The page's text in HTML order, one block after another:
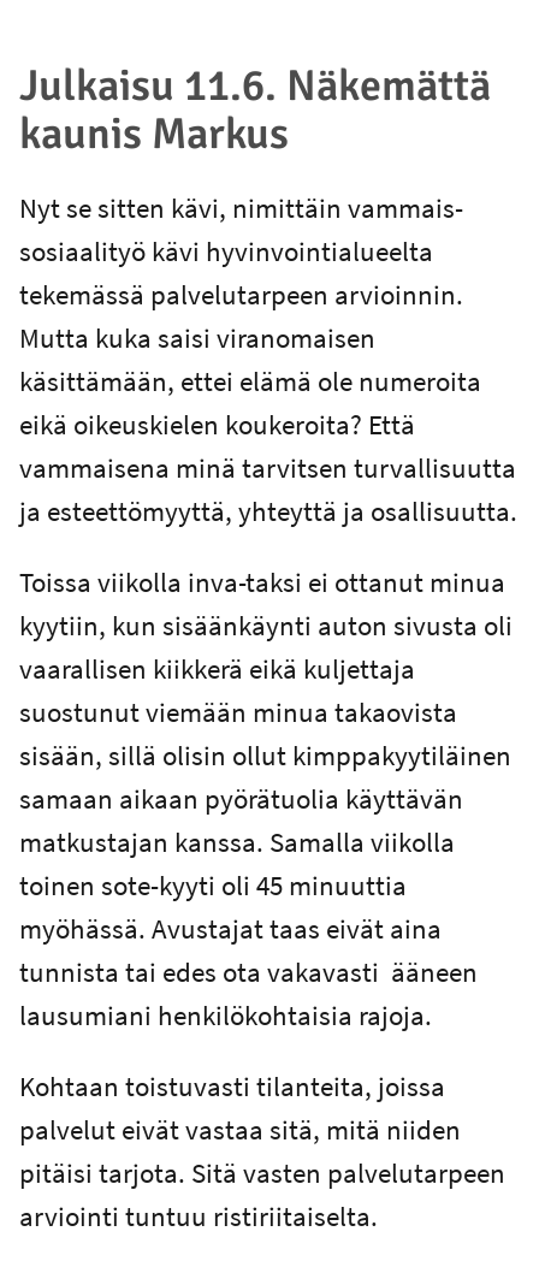
Julkaisu 11.6. Näkemättä
kaunis Markus
Nyt se sitten kävi, nimittäin vammais-
sosiaalityö kävi hyvinvointialueelta
tekemässä palvelutarpeen arvioinnin.
Mutta kuka saisi viranomaisen
käsittämään, ettei elämä ole numeroita
eikä oikeuskielen koukeroita? Että
vammaisena minä tarvitsen turvallisuutta
ja esteettömyyttä, yhteyttä ja osallisuutta.
Toissa viikolla inva-taksi ei ottanut minua
kyytiin, kun sisäänkäynti auton sivusta oli
vaarallisen kiikkerä eikä kuljettaja
suostunut viemään minua takaovista
sisään, sillä olisin ollut kimppakyytiläinen
samaan aikaan pyörätuolia käyttävän
matkustajan kanssa. Samalla viikolla
toinen sote-kyyti oli 45 minuuttia
myöhässä. Avustajat taas eivät aina
tunnista tai edes ota vakavasti ääneen
lausumiani henkilökohtaisia rajoja.
Kohtaan toistuvasti tilanteita, joissa
palvelut eivät vastaa sitä, mitä niiden
pitäisi tarjota. Sitä vasten palvelutarpeen
arviointi tuntuu ristiriitaiselta.